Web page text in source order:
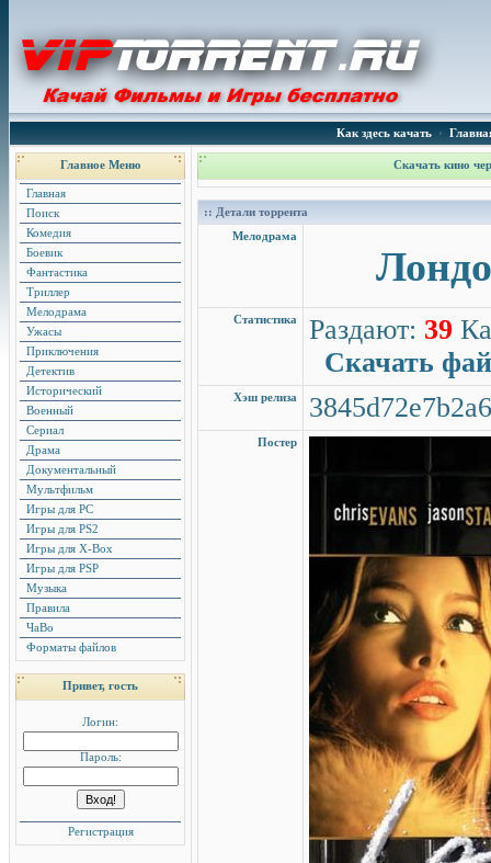
Как здесь качать•
Главное Меню
Главная
Поиск
Комедия
Боевик
Фантастика
Триллер
Мелодрама
Ужасы
Приключения
Детектив
Исторический
Военный
Сериал
Драма
Документальный
Мультфильм
Игры для PC
Игры для PS2
Игры для X-Box
Игры для PSP
Музыка
Правила
ЧаВо
Форматы файлов
Привет, гость
Логин:
Пароль:
Регистрация
Скачать кино
:: Детали торрента
Мелодрама
Статистика Раздают: 39
Скачать
Хэш релиза
Постер